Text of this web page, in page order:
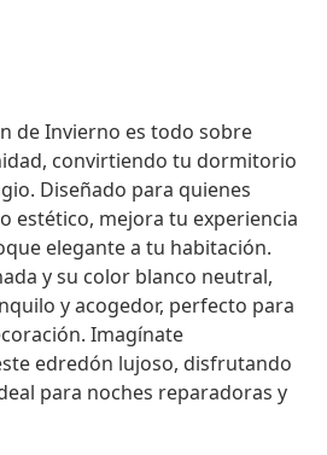
de Invierno es todo sobre
convirtiendo tu dormitorio
Diseñado para quienes
estético, mejora tu experiencia
elegante a tu habitación.
y su color blanco neutral,
y acogedor, perfecto para
Imagínate
edredón lujoso, disfrutando
para noches reparadoras y